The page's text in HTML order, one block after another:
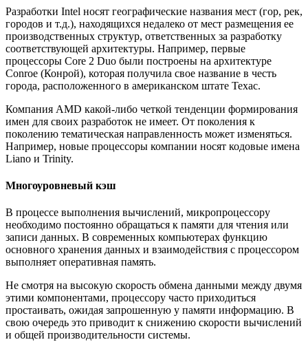
Разработки Intel носят географические названия мест (гор, рек,
городов и т.д.), находящихся недалеко от мест размещения ее
производственных структур, ответственных за разработку
соответствующей архитектуры. Например, первые
процессоры Core 2 Duo были построены на архитектуре
Conroe (Конрой), которая получила свое название в честь
города, расположенного в американском штате Техас.
Компания AMD какой-либо четкой тенденции формирования
имен для своих разработок не имеет. От поколения к
поколению тематическая направленность может изменяться.
Например, новые процессоры компании носят кодовые имена
Liano и Trinity.
Многоуровневый кэш
В процессе выполнения вычислений, микропроцессору
необходимо постоянно обращаться к памяти для чтения или
записи данных. В современных компьютерах функцию
основного хранения данных и взаимодействия с процессором
выполняет оперативная память.
Не смотря на высокую скорость обмена данными между двумя
этими компонентами, процессору часто приходиться
простаивать, ожидая запрошенную у памяти информацию. В
свою очередь это приводит к снижению скорости вычислений
и общей производительности системы.